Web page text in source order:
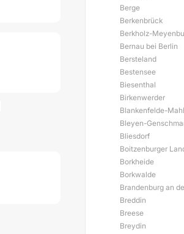
Berge
Berkenbrück
Berkholz-
Bernau bei Berlin
Bersteland
Bestensee
Biesenthal
Birkenwerder
Blankenfelde-
Bleyen-
Bliesdorf
Boitzenburger
Borkheide
Borkwalde
Brandenburg an
Breddin
Breese
Breydin